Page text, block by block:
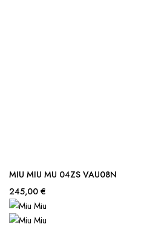
MIU MIU MU 04ZS VAU08N
245,00 €